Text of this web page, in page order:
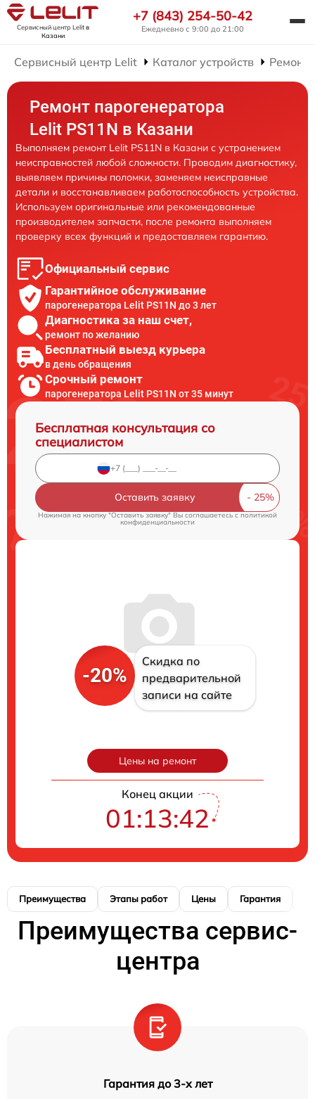
Сервисный центр Lelitв
Казани
+7 (843) 254-50-42
Ежедневно с 9:00 до 21:00
Сервисный центр Lelit Каталог устройств Ремонт
Ремонт парогенератора
Lelit PS11N в Казани
Выполняем ремонт Lelit PS11N в Казани с устранением
неисправностей любой сложности. Проводим диагностику,
выявляем причины поломки, заменяем неисправные
детали и восстанавливаем работоспособность устройства.
Используем оригинальные или рекомендованные
производителем запчасти, после ремонта выполняем
проверку всех функций и предоставляем гарантию.
Официальный сервис
Гарантийное обслуживание
парогенератора Lelit PS11N до 3 лет
Диагностика за наш счет,
ремонт по желанию
Бесплатный выезд курьера
в день обращения
Срочный ремонт
парогенератора Lelit PS11N от 35 минут
Бесплатная консультация со
специалистом
Оставить заявку
Нажимая на кнопку "Оставить заявку" Вы соглашаетесь cполитикой
конфиденциальности
-20%
Скидка по
предварительной
записи на сайте
Цены на ремонт
Конец акции
01:13:41
Преимущества Этапы работ Цены Гарантия
Преимущества сервис-
центра
Гарантия до 3-х лет